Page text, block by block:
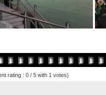
rating : 0 / 5 with 1 votes)